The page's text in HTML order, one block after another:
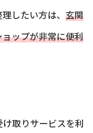
したい方は、 玄関
ップが非常に便利
取りサービスを利